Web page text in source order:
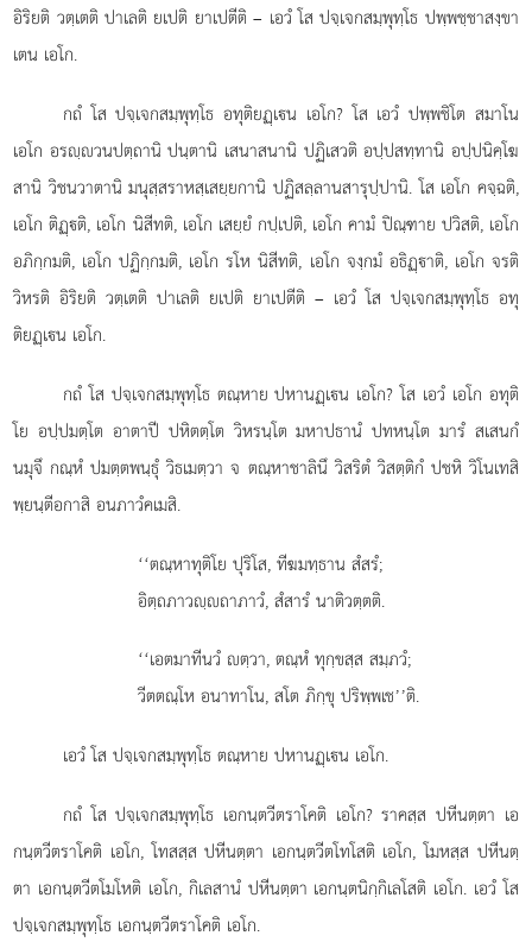
อิริยติ วตฺเตติ ปาเลติ ยเปติ ยาเปตีติ – เอวํ โส ปจฺเจกสมฺพุทฺโธ ปพฺพชฺชาสงฺขา
เตน เอโก.
กถํ โส ปจฺเจกสมฺพุทฺโธ อทุติยฏฺเน เอโก? โส เอวํ ปพฺพชิโต สมาโน
เอโก อรฺวนปตฺถานิ ปนฺตานิ เสนาสนานิ ปฏิเสวติ อปฺปสทฺทานิ อปฺปนิคฺโฆ
สานิ วิชนวาตานิ มนุสฺสราหสฺเสยฺยกานิ ปฏิสลฺลานสารุปฺปานิ. โส เอโก คจฺฉติ,
เอโก ติฏฺติ, เอโก นิสีทติ, เอโก เสยฺยํ กปฺเปติ, เอโก คามํ ปิณฺฑาย ปวิสติ, เอโก
อภิกฺกมติ, เอโก ปฏิกฺกมติ, เอโก รโห นิสีทติ, เอโก จงฺกมํ อธิฏฺาติ, เอโก จรติ
วิหรติ อิริยติ วตฺเตติ ปาเลติ ยเปติ ยาเปตีติ – เอวํ โส ปจฺเจกสมฺพุทฺโธ อทุ
ติยฏฺเน เอโก.
กถํ โส ปจฺเจกสมฺพุทฺโธ ตณฺหาย ปหานฏฺเน เอโก? โส เอวํ เอโก อทุติ
โย อปฺปมตฺโต อาตาปี ปหิตตฺโต วิหรนฺโต มหาปธานํ ปทหนฺโต มารํ สเสนกํ
นมุจึ กณฺหํ ปมตฺตพนฺธุํ วิธเมตฺวา จ ตณฺหาชาลินึ วิสริตํ วิสตฺติกํ ปชหิ วิโนเทสิ
พฺยนฺตีอกาสิ อนภาวํคเมสิ.
‘‘ตณฺหาทุติโย ปุริโส, ทีฆมทฺธาน สํสรํ;
อิตฺถภาวฺถาภาวํ, สํสารํ นาติวตฺตติ.
‘‘เอตมาทีนวํ ตฺวา, ตณฺหํ ทุกฺขสฺส สมฺภวํ;
วีตตณฺโห อนาทาโน, สโต ภิกฺขุ ปริพฺพเช’’ติ.
เอวํโส ปจฺเจกสมฺพุทฺโธ ตณฺหาย ปหานฏฺเน เอโก.
กถํ โส ปจฺเจกสมฺพุทฺโธ เอกนฺตวีตราโคติ เอโก? ราคสฺส ปหีนตฺตา เอ
กนฺตวีตราโคติ เอโก, โทสสฺส ปหีนตฺตา เอกนฺตวีตโทโสติ เอโก, โมหสฺส ปหีนตฺ
ตา เอกนฺตวีตโมโหติ เอโก, กิเลสานํ ปหีนตฺตา เอกนฺตนิกฺกิเลโสติ เอโก. เอวํ โส
ปจฺเจกสมฺพุทฺโธ เอกนฺตวีตราโคติ เอโก.